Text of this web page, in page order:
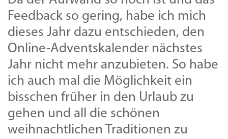
Feedback so gering, habe ich mich
dieses Jahr dazu entschieden, den
Online-Adventskalender nächstes
Jahr nicht mehr anzubieten. So habe
ich auch mal die Möglichkeit ein
bisschen früher in den Urlaub zu
gehen und all die schönen
weihnachtlichen Traditionen zu